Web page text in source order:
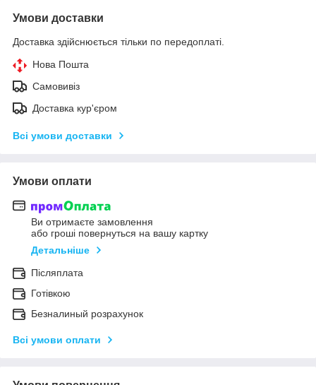
Умови доставки
Доставка здійснюється тільки по передоплаті.
Нова Пошта
Самовивіз
Доставка кур'єром
Всі умови доставки
Умови оплати
Ви отримаєте замовлення
або гроші повернуться на вашу картку
Детальніше
Післяплата
Готівкою
Безналиный розрахунок
Всі умови оплати